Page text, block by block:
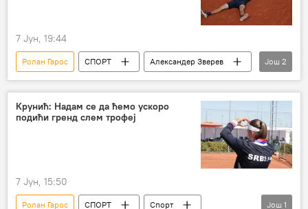
7 Јун, 19:44
Ролан Гарос СПОРТ
Александер Зверев
Спорт
Тенис
Још 2
Крунић: Надам се да ћемо ускоро
подићи гренд слем трофеј
7 Јун, 15:50
Ролан Гарос СПОРТ Спорт Још 1